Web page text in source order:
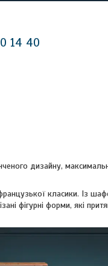
14 40
дизайну,
класики. Із
фігурні форми, які